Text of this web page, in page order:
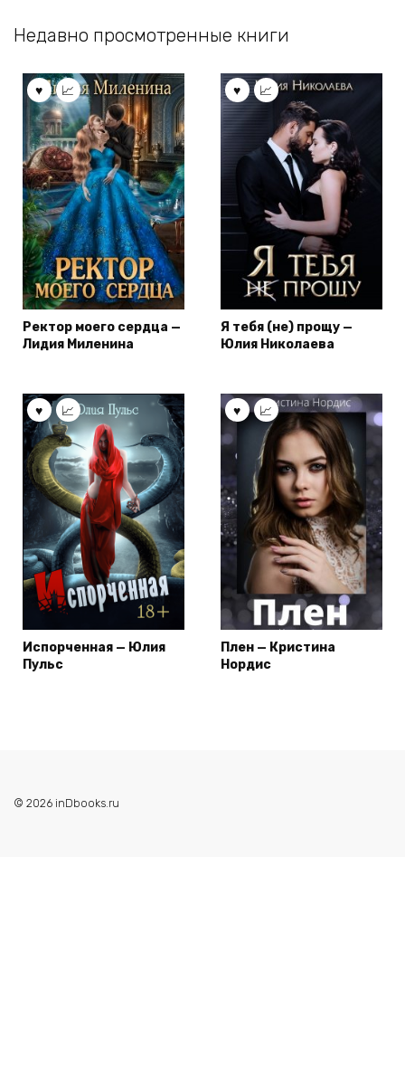
Недавно просмотренные книги
Ректор моего сердца —
Лидия Миленина
Я тебя (не) прощу —
Юлия Николаева
Испорченная — Юлия
Пульс
Плен — Кристина
Нордис
© 2026 inDbooks.ru